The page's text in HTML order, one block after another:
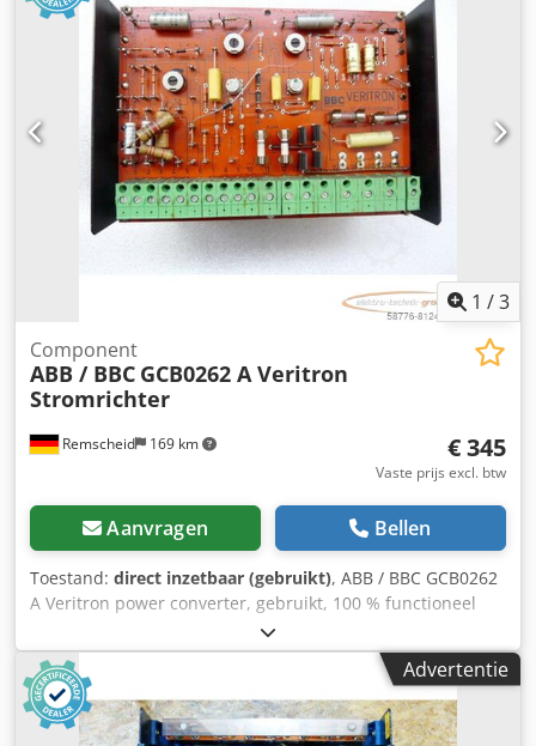
1 /3
Remscheid 169 km
Component
ABB / BBC GCB0262 A Veritron
Stromrichter
€ 345
Vaste prijs excl. btw
Aanvragen Bellen
Toestand: direct inzetbaar (gebruikt), ABB / BBC GCB0262
A Veritron power converter, gebruikt, 100 % functioneel
Advertentie